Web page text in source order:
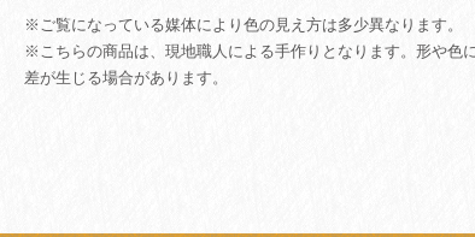
※ご覧になっている媒体により色の見え方は多少異なります。
※こちらの商品は、現地職人による手作りとなります。形や色
差が生じる場合があります。